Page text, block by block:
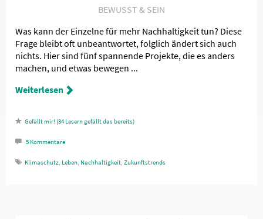
BEWUSST & SEIN
Was kann der Einzelne für mehr Nachhaltigkeit tun? Diese
Frage bleibt oft unbeantwortet, folglich ändert sich auch
nichts. Hier sind fünf spannende Projekte, die es anders
machen, und etwas bewegen ...
Weiterlesen
34 Lesern gefällt das
5 Kommentare
Klimaschutz, Leben, Nachhaltigkeit, Zukunftstrends